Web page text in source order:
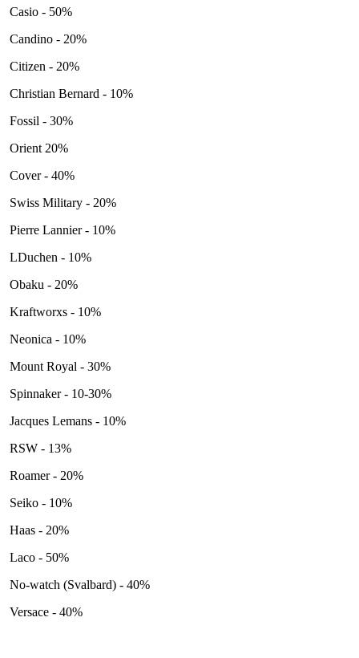
Casio - 50%
Candino - 20%
Citizen - 20%
Christian Bernard - 10%
Fossil - 30%
Orient 20%
Cover - 40%
Swiss Military - 20%
Pierre Lannier - 10%
LDuchen - 10%
Obaku - 20%
Kraftworxs - 10%
Neonica - 10%
Mount Royal - 30%
Spinnaker - 10-30%
Jacques Lemans - 10%
RSW - 13%
Roamer - 20%
Seiko - 10%
Haas - 20%
Laco - 50%
No-watch (Svalbard) - 40%
Versace - 40%